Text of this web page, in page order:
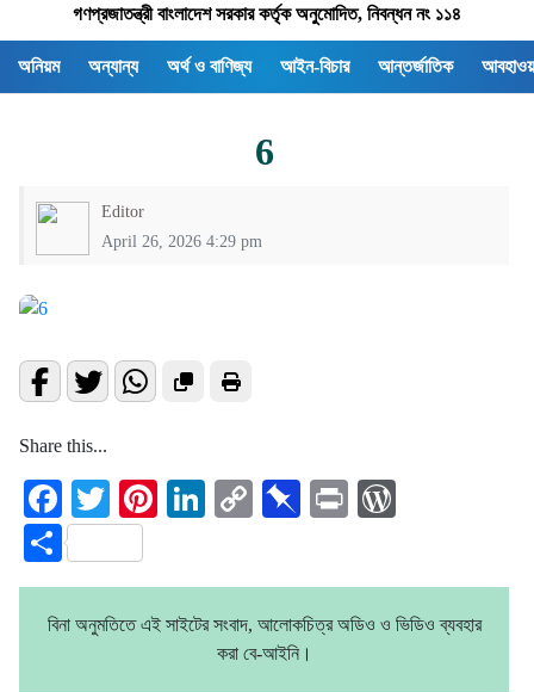
গণপ্রজাতন্ত্রী বাংলাদেশ সরকার কর্তৃক অনুমোদিত, নিবন্ধন নং ১১৪
অনিয়ম অন্যান্য অর্থ ও বাণিজ্য আইন-বিচার আন্তর্জাতিক
6
Editor
April 26, 2026 4:29 pm
Share this...
Facebook
TwitterPinterest
LinkedIn
CopyPinboard
Print
Share
বিনা অনুমতিতে এই সাইটের সংবাদ, আলোকচিত্র অডিও ও ভিডিও ব্যবহার
করা বে-আইনি।